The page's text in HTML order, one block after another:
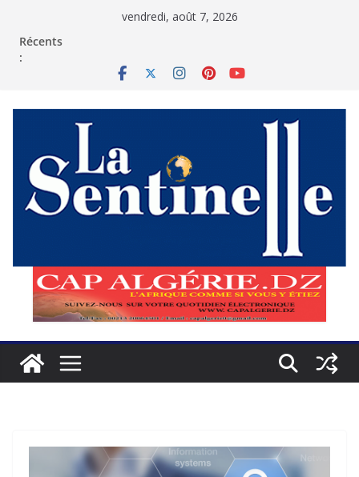
vendredi, août 7, 2026
Récents
: